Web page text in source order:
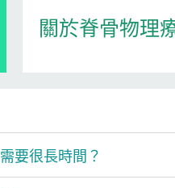
關於脊骨物理
要很長時間？